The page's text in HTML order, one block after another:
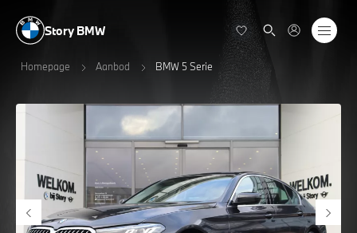
Story BMW
Homepage Aanbod BMW 5 Serie